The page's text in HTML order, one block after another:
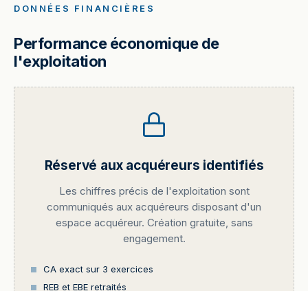
DONNÉES FINANCIÈRES
Performance économique de
l'exploitation
Réservé aux acquéreurs identifiés
Les chiffres précis de l'exploitation sont
communiqués aux acquéreurs disposant d'un
espace acquéreur. Création gratuite, sans
engagement.
CA exact sur 3 exercices
REB et EBE retraités